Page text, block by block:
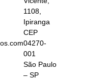
1108,
Ipiranga
CEP
04270-
001
São Paulo
– SP